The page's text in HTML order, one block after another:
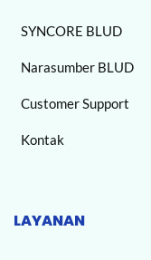
SYNCORE BLUD
Narasumber BLUD
Customer Support
Kontak
LAYANAN